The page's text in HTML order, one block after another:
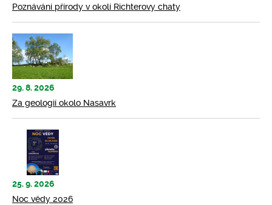
Poznávání přírody v okolí Richterovy chaty
29. 8. 2026
Za geologií okolo Nasavrk
25. 9. 2026
Noc vědy 2026